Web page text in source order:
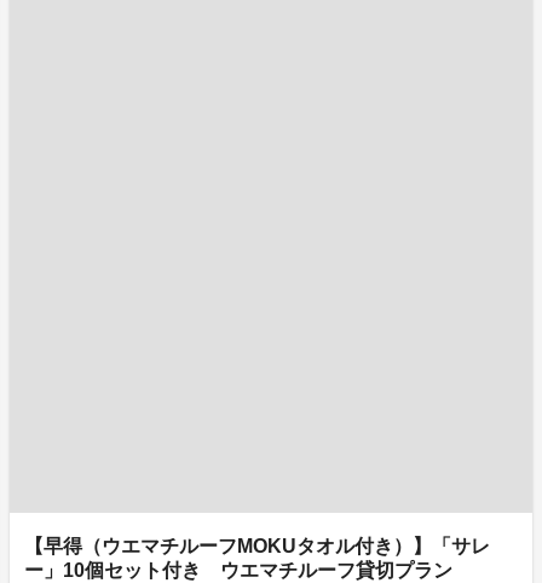
【早得（ウエマチルーフMOKUタオル付き）】「サレ
ー」10個セット付き ウエマチルーフ貸切プラン